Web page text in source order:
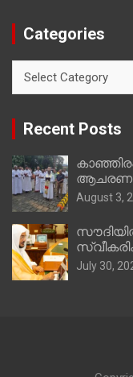
Categories
Recent Posts
റവ.ഫാ.
August 3,
July 30,